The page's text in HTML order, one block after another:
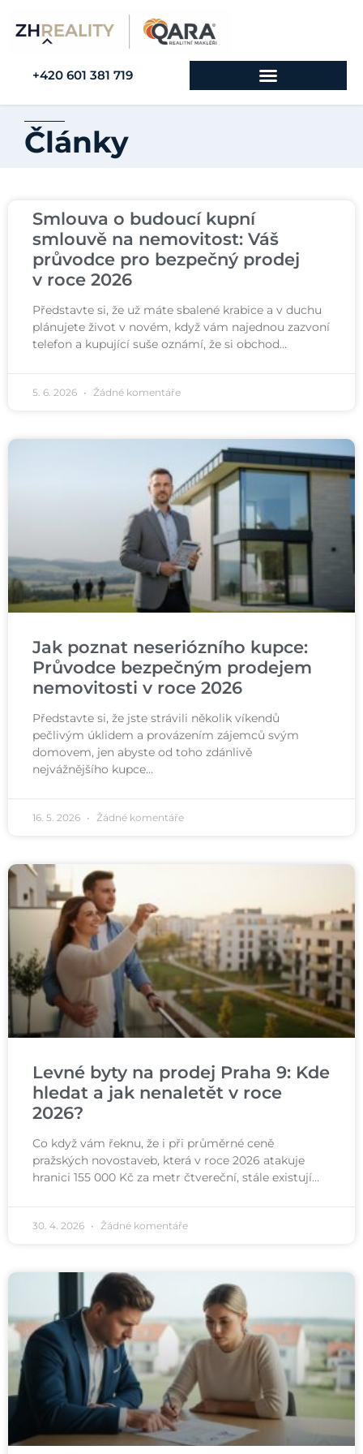
+420 601 381 719
Články
Smlouva o budoucí kupní
smlouvě na nemovitost: Váš
průvodce pro bezpečný prodej
v roce 2026
Představte si, že už máte sbalené krabice a v duchu
plánujete život v novém, když vám najednou zazvoní
telefon a kupující suše oznámí, že si obchod…
5. 6. 2026 Žádné komentáře
Jak poznat neseriózního kupce:
Průvodce bezpečným prodejem
nemovitosti v roce 2026
Představte si, že jste strávili několik víkendů
pečlivým úklidem a provázením zájemců svým
domovem, jen abyste od toho zdánlivě
nejvážnějšího kupce…
16. 5. 2026 Žádné komentáře
Levné byty na prodej Praha 9: Kde
hledat a jak nenaletět v roce
2026?
Co když vám řeknu, že i při průměrné ceně
pražských novostaveb, která v roce 2026 atakuje
hranici 155 000 Kč za metr čtvereční, stále existují…
30. 4. 2026 Žádné komentáře